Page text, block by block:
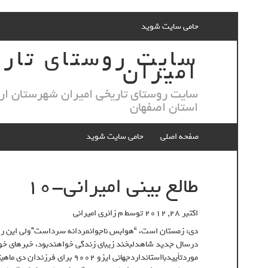
content
حامی سایت شوید
سایت روستای
امیران
سایت روستای تاریخی امیران شهرستان
استان اصفهان
صفحه اصلی حامی سایت شوید
طالع بينى اميرانى-١٠
اکتبر 28, 2012 توسطم زائری امیرانی
دى: زمستان است، “هوابس ناجوانمردانه سرداست”ولى اين
درسال جديد شاهدلبخند زيباى زندگى خواهندبود،